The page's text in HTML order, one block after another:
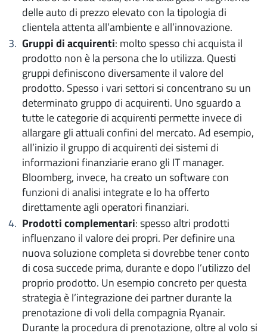
delle auto di prezzo elevato con la tipologia di
clientela attenta all’ambiente e all’innovazione.
Gruppi di acquirenti: molto spesso chi acquista il
prodotto non è la persona che lo utilizza. Questi
gruppi definiscono diversamente il valore del
prodotto. Spesso i vari settori si concentrano su un
determinato gruppo di acquirenti. Uno sguardo a
tutte le categorie di acquirenti permette invece di
allargare gli attuali confini del mercato. Ad esempio,
all’inizio il gruppo di acquirenti dei sistemi di
informazioni finanziarie erano gli IT manager.
Bloomberg, invece, ha creato un software con
funzioni di analisi integrate e lo ha offerto
direttamente agli operatori finanziari.
Prodotti complementari: spesso altri prodotti
influenzano il valore dei propri. Per definire una
nuova soluzione completa si dovrebbe tener conto
di cosa succede prima, durante e dopo l’utilizzo del
proprio prodotto. Un esempio concreto per questa
strategia è l’integrazione dei partner durante la
prenotazione di voli della compagnia Ryanair.
Durante la procedura di prenotazione, oltre al volo si